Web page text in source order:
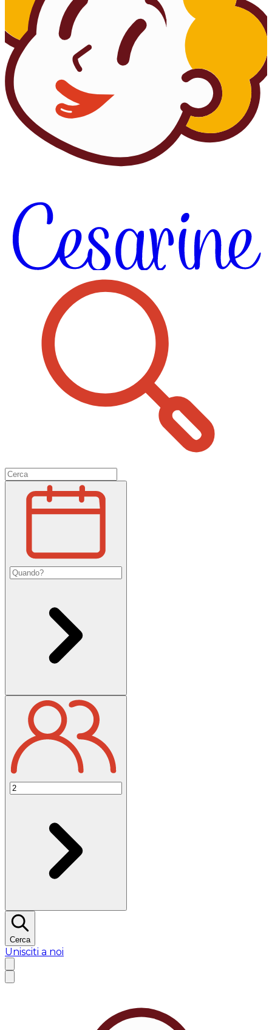
Cerca
Unisciti a noi